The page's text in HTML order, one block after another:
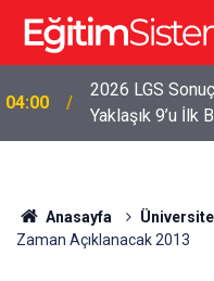
04:00
2026 LGS
Yaklaşık 9’u İlk
Anasayfa Üniversite
Zaman Açıklanacak 2013